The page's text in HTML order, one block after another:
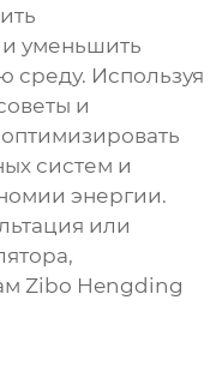
уменьшить
среду. Используя
и
систем и
энергии.
или
Zibo Hengding